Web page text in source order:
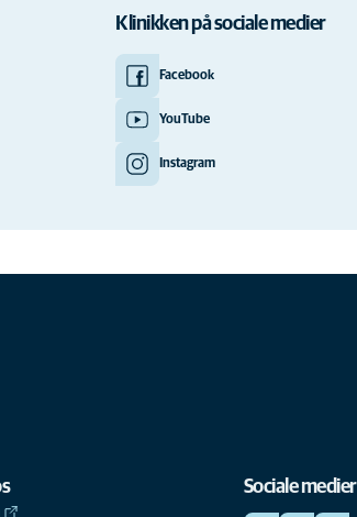
Klinikken på sociale medier
Facebook
YouTube
Instagram
Sociale medier